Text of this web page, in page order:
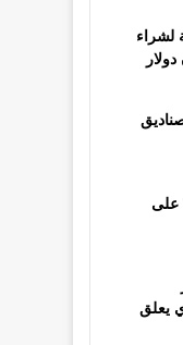
لشراء
استحواذ محتمل لـTPG على
يعلق